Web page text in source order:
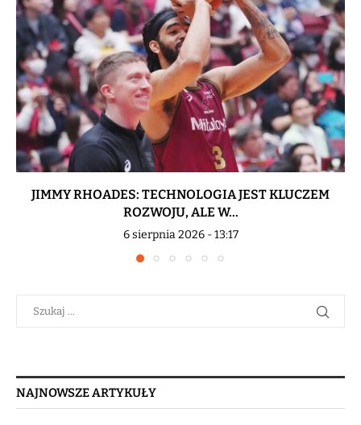
JIMMY RHOADES: TECHNOLOGIA JEST KLUCZEM
ROZWOJU, ALE W...
6 sierpnia 2026 - 13:17
NAJNOWSZE ARTYKUŁY